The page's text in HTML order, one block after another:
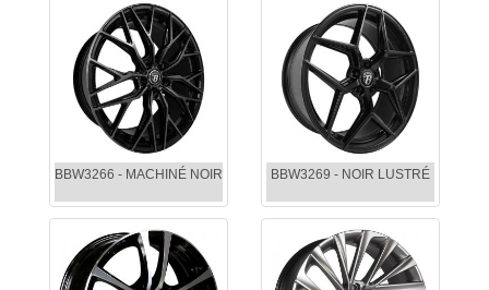
BBW3266 - MACHINÉ NOIR BBW3269 - NOIR LUSTRÉ